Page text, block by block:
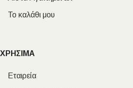
Το καλάθι μου
ΧΡΗΣΙΜΑ
Εταιρεία